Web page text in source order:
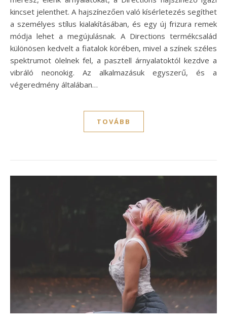
kincset jelenthet. A hajszínezően való kísérletezés segíthet
a személyes stílus kialakításában, és egy új frizura remek
módja lehet a megújulásnak. A Directions termékcsalád
különösen kedvelt a fiatalok körében, mivel a színek széles
spektrumot ölelnek fel, a pasztell árnyalatoktól kezdve a
vibráló neonokig. Az alkalmazásuk egyszerű, és a
végeredmény általában…
TOVÁBB